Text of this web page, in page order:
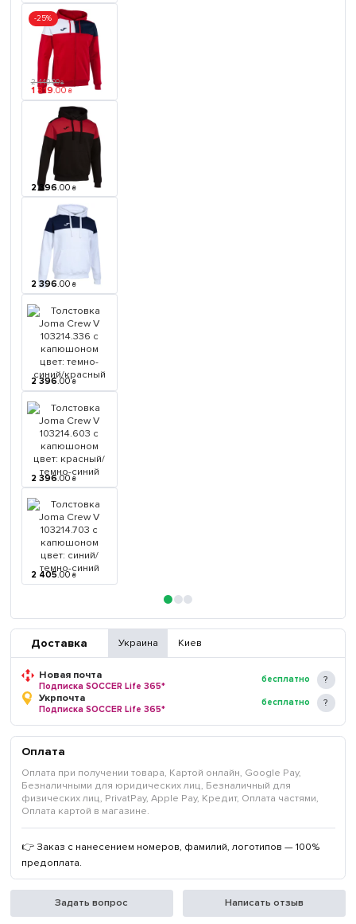
-25%
2 440.00 ₴
1 819.00 ₴
2 396.00 ₴
2 396.00 ₴
2 396.00 ₴
2 396.00 ₴
2 405.00 ₴
Доставка Украина Киев
Новая почта
Подписка SOCCER Life 365*
бесплатно
Укрпочта
Подписка SOCCER Life 365*
бесплатно
Оплата
Оплата при получении товара, Картой онлайн, Google Pay,
Безналичными для юридических лиц, Безналичный для
физических лиц, PrivatPay, Apple Pay, Кредит, Оплата частями,
Оплата картой в магазине.
👉 Заказ с нанесением номеров, фамилий, логотипов — 100%
предоплата.
Задать вопрос Написать отзыв